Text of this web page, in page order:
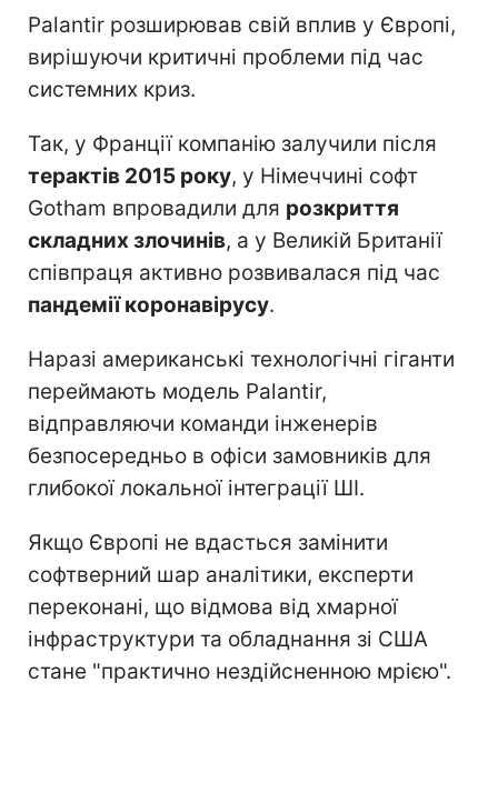
Palantir розширював свій вплив у Європі,
вирішуючи критичні проблеми під час
системних криз.
Так, у Франції компанію залучили після
терактів 2015 року, у Німеччині софт
Gotham впровадили для розкриття
складних злочинів, а у Великій Британії
співпраця активно розвивалася під час
пандемії коронавірусу.
Наразі американські технологічні гіганти
переймають модель Palantir,
відправляючи команди інженерів
безпосередньо в офіси замовників для
глибокої локальної інтеграції ШІ.
Якщо Європі не вдасться замінити
софтверний шар аналітики, експерти
переконані, що відмова від хмарної
інфраструктури та обладнання зі США
стане "практично нездійсненною мрією".